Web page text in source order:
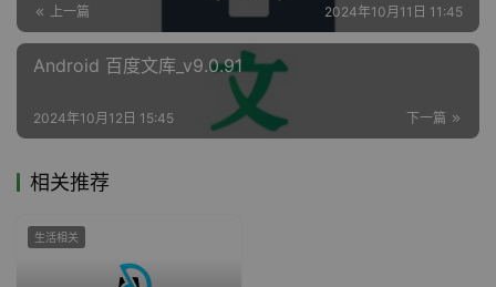
上一篇 2024年10月11日 11:45
Android 百度文库_v9.0.91
下一篇
2024年10月12日 15:45
相关推荐
生活相关